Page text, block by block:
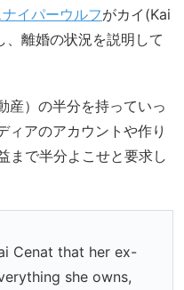
イパーウルフがカイ(Kai
、離婚の状況を説明して
産）の半分を持っていっ
ィアのアカウントや作り
まで半分よこせと要求し
Cenat that her ex-
she owns,